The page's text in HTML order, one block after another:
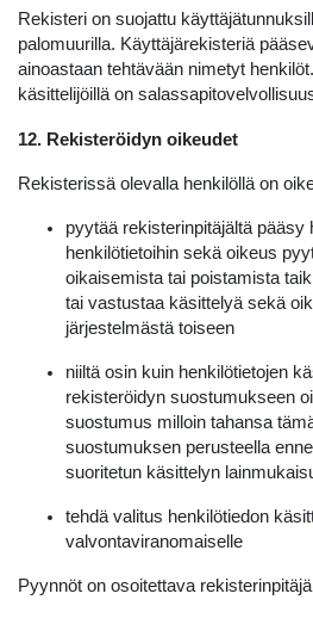
Rekisteri on suojattu
palomuurilla. Käyttäjärekisteriä
ainoastaan tehtävään nimetyt
käsittelijöillä on
12. Rekisteröidyn oikeudet
Rekisterissä olevalla henkilöllä on
pyytää rekisterinpitäjältä pääsy
henkilötietoihin sekä oikeus
oikaisemista tai poistamista
tai vastustaa käsittelyä sekä
järjestelmästä toiseen
niiltä osin kuin henkilötietojen
rekisteröidyn suostumukseen
suostumus milloin tahansa
suostumuksen perusteella
suoritetun käsittelyn
tehdä valitus henkilötiedon
valvontaviranomaiselle
Pyynnöt on osoitettava